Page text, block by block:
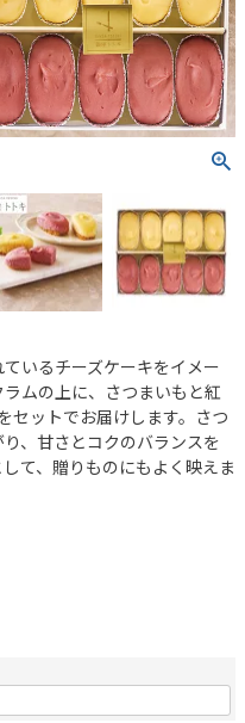
いるチーズケーキをイメー
ムの上に、さつまいもと紅
セットでお届けします。さつ
、甘さとコクのバランスを
て、贈りものにもよく映えま